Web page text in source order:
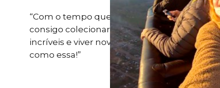
“Com o tempo que eu ganho eu
consigo colecionar momentos
incríveis e viver novas experiências
como essa!”